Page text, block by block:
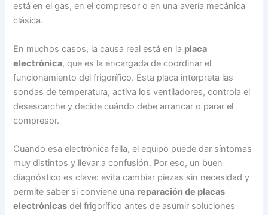
está en el gas, en el compresor o en una avería mecánica
clásica.
En muchos casos, la causa real está en la placa
electrónica, que es la encargada de coordinar el
funcionamiento del frigorífico. Esta placa interpreta las
sondas de temperatura, activa los ventiladores, controla el
desescarche y decide cuándo debe arrancar o parar el
compresor.
Cuando esa electrónica falla, el equipo puede dar síntomas
muy distintos y llevar a confusión. Por eso, un buen
diagnóstico es clave: evita cambiar piezas sin necesidad y
permite saber si conviene una reparación de placas
electrónicas del frigorífico antes de asumir soluciones